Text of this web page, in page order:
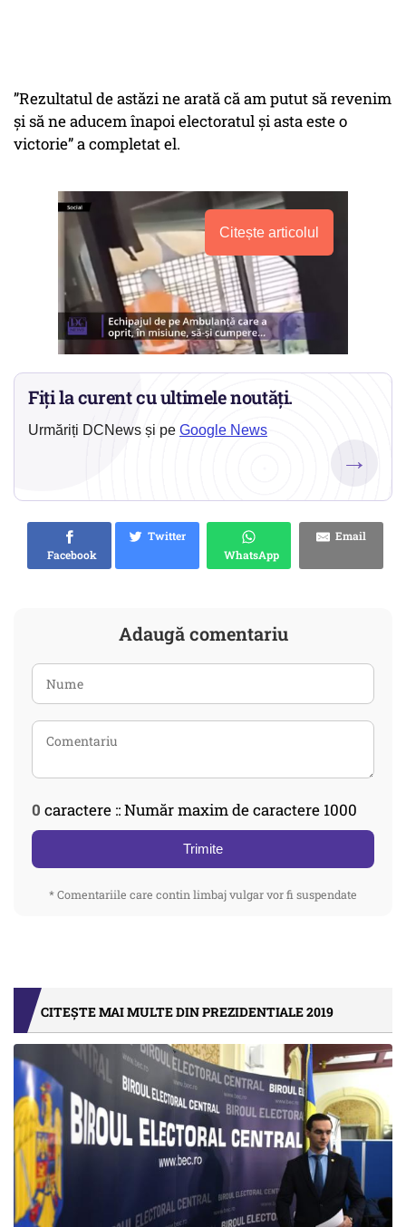
”Rezultatul de astăzi ne arată că am putut să revenim
și să ne aducem înapoi electoratul și asta este o
victorie” a completat el.
Citește articolul
Fiți la curent cu ultimele noutăți.
Urmăriți DCNews și pe Google News
→
Facebook
Twitter
WhatsApp
Email
Adaugă comentariu
0 caractere :: Număr maxim de caractere 1000
Trimite
* Comentariile care contin limbaj vulgar vor fi suspendate
CITEȘTE MAI MULTE DIN PREZIDENTIALE 2019